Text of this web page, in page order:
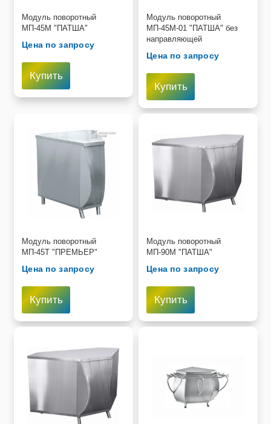
Модуль поворотный
МП-45М "ПАТША"
Цена по запросу
Купить
Модуль поворотный
МП-45М-01 "ПАТША" без
направляющей
Цена по запросу
Купить
Модуль поворотный
МП-45Т "ПРЕМЬЕР"
Цена по запросу
Купить
Модуль поворотный
МП-90М "ПАТША"
Цена по запросу
Купить